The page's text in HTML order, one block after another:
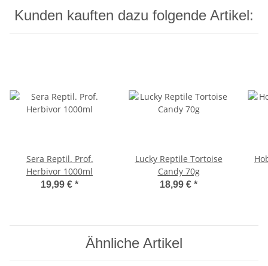
Kunden kauften dazu folgende Artikel:
Sera Reptil. Prof.
Herbivor 1000ml
19,99 € *
Lucky Reptile Tortoise
Candy 70g
18,99 € *
Ähnliche Artikel